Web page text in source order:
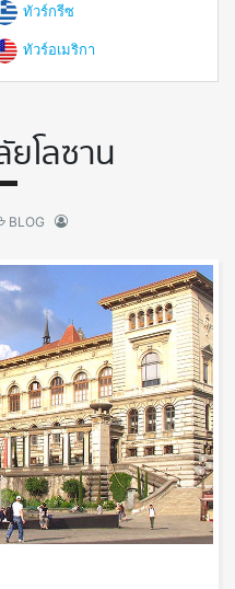
ทัวร์กรีซ
ทัวร์อเมริกา
โลซาน
BLOG